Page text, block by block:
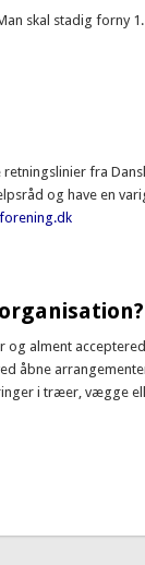
skal stadig forny
fra
og have en
alment
åbne
i træer, vægge